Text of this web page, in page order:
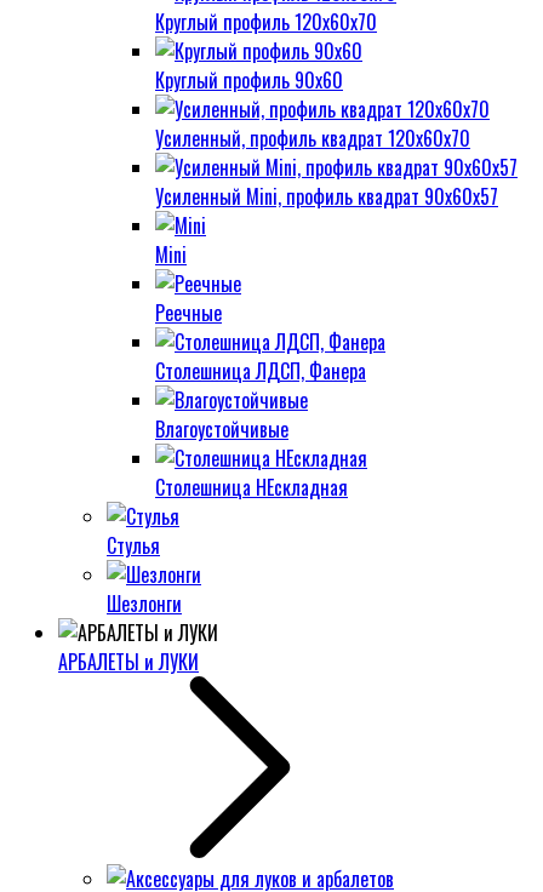
Круглый профиль 120х60х70
Круглый профиль 90х60
Усиленный, профиль квадрат 120х60х70
Усиленный Mini, профиль квадрат 90х60х57
Mini
Реечные
Столешница ЛДСП, Фанера
Влагоустойчивые
Столешница НЕскладная
Стулья
Шезлонги
АРБАЛЕТЫ и ЛУКИ